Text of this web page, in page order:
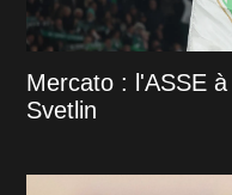
Mercato : l'ASSE
Svetlin